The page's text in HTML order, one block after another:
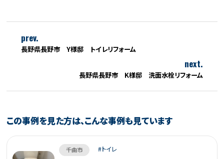
prev.
長野県長野市 Y様邸 トイレリフォーム
next.
長野県長野市 K様邸 洗面水栓リフォーム
この事例を見た方は、こんな事例も見ています
千曲市 トイレ